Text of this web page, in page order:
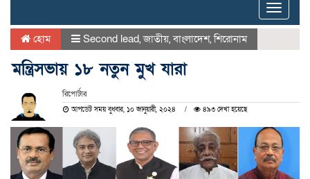
Toggle
হোম Second lead,জাতীয়,বাংলাদেশ,শিরোনাম
মন্ত্রিসভায় ১৮ নতুন মুখ যারা
রিপোর্টার
আপডেট সময় বুধবার, ১০ জানুয়ারী, ২০২৪ ৪৯৩ দেখা হয়েছে